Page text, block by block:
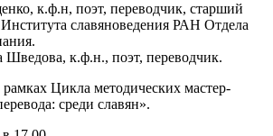
к.ф.н, поэт, переводчик, старший
славяноведения РАН Отдела
Шведова, к.ф.н., поэт, переводчик.
рамках Цикла методических мастер-
среди славян».